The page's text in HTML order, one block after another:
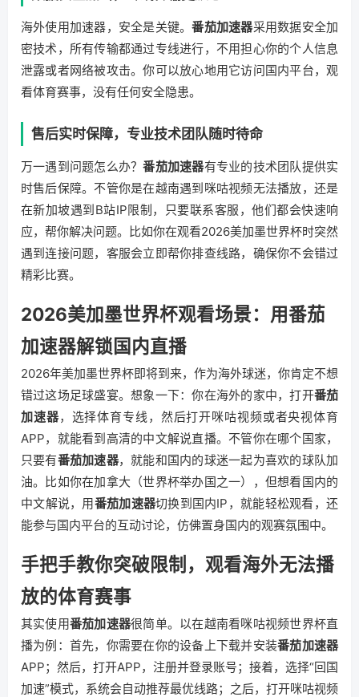
海外使用加速器，安全是关键。番茄加速器采用数据安全加
密技术，所有传输都通过专线进行，不用担心你的个人信息
泄露或者网络被攻击。你可以放心地用它访问国内平台，观
看体育赛事，没有任何安全隐患。
售后实时保障，专业技术团队随时待命
万一遇到问题怎么办？番茄加速器有专业的技术团队提供实
时售后保障。不管你是在越南遇到咪咕视频无法播放，还是
在新加坡遇到B站IP限制，只要联系客服，他们都会快速响
应，帮你解决问题。比如你在观看2026美加墨世界杯时突然
遇到连接问题，客服会立即帮你排查线路，确保你不会错过
精彩比赛。
2026美加墨世界杯观看场景：用番茄
加速器解锁国内直播
2026年美加墨世界杯即将到来，作为海外球迷，你肯定不想
错过这场足球盛宴。想象一下：你在海外的家中，打开番茄
加速器，选择体育专线，然后打开咪咕视频或者央视体育
APP，就能看到高清的中文解说直播。不管你在哪个国家，
只要有番茄加速器，就能和国内的球迷一起为喜欢的球队加
油。比如你在加拿大（世界杯举办国之一），但想看国内的
中文解说，用番茄加速器切换到国内IP，就能轻松观看，还
能参与国内平台的互动讨论，仿佛置身国内的观赛氛围中。
手把手教你突破限制，观看海外无法播
放的体育赛事
其实使用番茄加速器很简单。以在越南看咪咕视频世界杯直
播为例：首先，你需要在你的设备上下载并安装番茄加速器
APP；然后，打开APP，注册并登录账号；接着，选择“回国
加速”模式，系统会自动推荐最优线路；之后，打开咪咕视频